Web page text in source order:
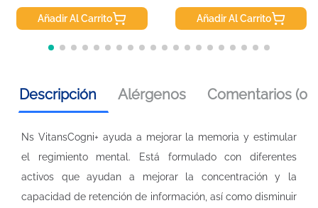
Añadir Al Carrito Añadir Al Carrito
Descripción Alérgenos Comentarios (0)
Ns VitansCogni+ ayuda a mejorar la memoria y estimular
el regimiento mental. Está formulado con diferentes
activos que ayudan a mejorar la concentración y la
capacidad de retención de información, así como disminuir